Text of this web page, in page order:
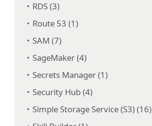
RDS (3)
Route 53 (1)
SAM (7)
SageMaker (4)
Secrets Manager (1)
Security Hub (4)
Simple Storage Service (S3) (16)